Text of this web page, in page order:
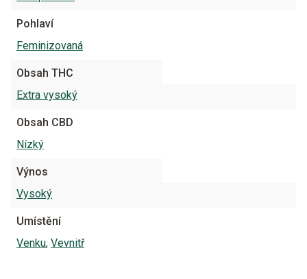
Pohlaví
Feminizovaná
Obsah THC
Extra vysoký
Obsah CBD
Nízký
Výnos
Vysoký
Umístění
Venku, Vevnitř